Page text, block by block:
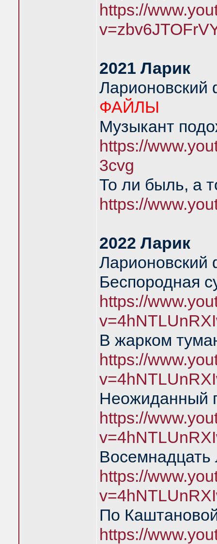
https://
2021 Ларик
ФАЙЛЫ
Музыкант
https://
3cvg
То ли быль, а
https://
2022 Ларик
Ларионовский
Беспородная
https://
В жарком
https://
Неожиданный
https://
https://
По
https://